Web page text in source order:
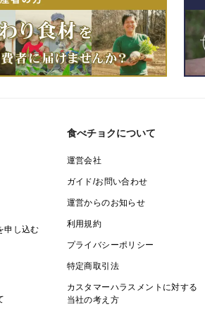
申し込む
食べチョクについて
運営会社
ガイド/お問い合わせ
運営からのお知らせ
利用規約
プライバシーポリシー
特定商取引法
カスタマーハラスメントに対する
当社の考え方